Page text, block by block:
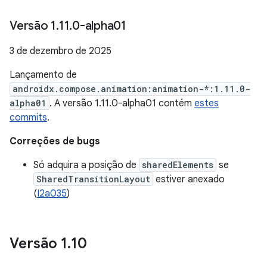
Versão 1.11.0-alpha01
3 de dezembro de 2025
Lançamento de
androidx.compose.animation:animation-*:1.11.0-
alpha01 . A versão 1.11.0-alpha01 contém estes
commits.
Correções de bugs
Só adquira a posição de sharedElements se
SharedTransitionLayout estiver anexado
(I2a035)
Versão 1.10